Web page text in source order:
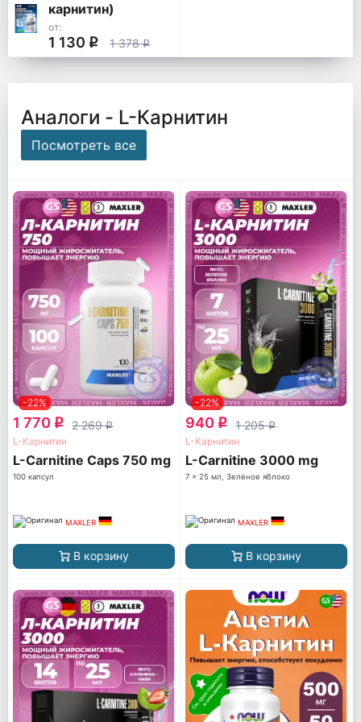
карнитин)
от:
1 130 q 1 378q
Аналоги - L-Карнитин
Посмотреть все
-22%
1 770 q 2 269q
L-Карнитин
L-Carnitine Caps 750 mg
100 капсул
MAXLER
В корзину
-22%
940 q 1 205q
L-Карнитин
L-Carnitine 3000 mg
7 x 25 мл, Зеленое яблоко
MAXLER
В корзину